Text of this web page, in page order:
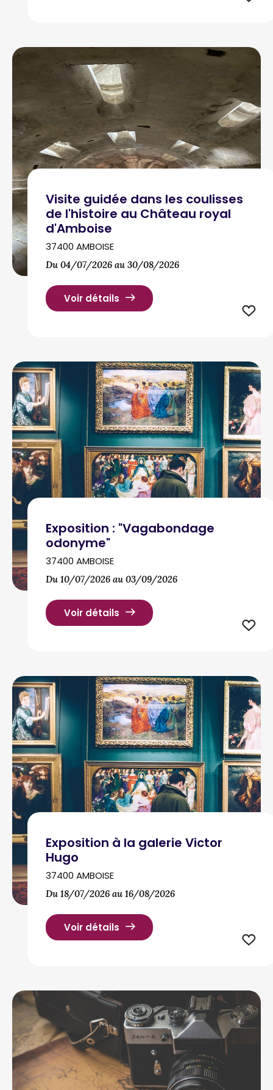
Visite guidée dans les coulisses
de l'histoire au Château royal
d'Amboise
37400 AMBOISE
Du 04/07/2026 au 30/08/2026
Voir détails
Exposition : "Vagabondage
odonyme"
37400 AMBOISE
Du 10/07/2026 au 03/09/2026
Voir détails
Exposition à la galerie Victor
Hugo
37400 AMBOISE
Du 18/07/2026 au 16/08/2026
Voir détails